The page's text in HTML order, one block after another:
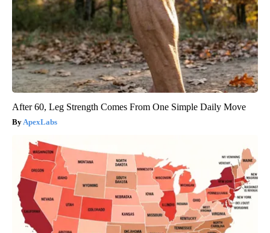
After 60, Leg Strength Comes From One Simple Daily Move
ApexLabs